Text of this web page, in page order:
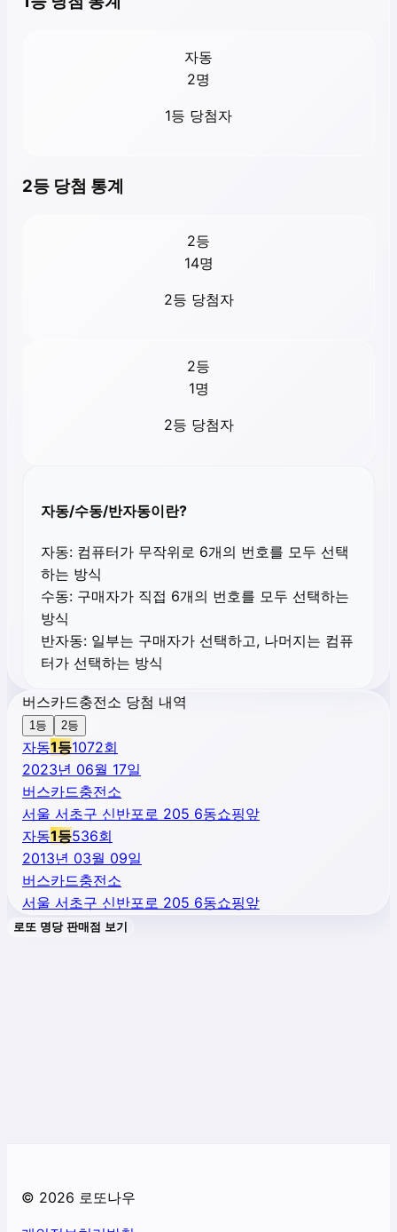
자동
2명
1등 당첨자
2등 당첨 통계
2등
14명
2등 당첨자
2등
1명
2등 당첨자
자동/수동/반자동이란?
자동: 컴퓨터가 무작위로 6개의 번호를 모두 선택
하는 방식
수동: 구매자가 직접 6개의 번호를 모두 선택하는
방식
반자동: 일부는 구매자가 선택하고, 나머지는 컴퓨
터가 선택하는 방식
버스카드충전소 당첨 내역
1등 2등
자동1등1072회
2023년 06월 17일
버스카드충전소
서울 서초구 신반포로 205 6동쇼핑앞
자동1등536회
2013년 03월 09일
버스카드충전소
서울 서초구 신반포로 205 6동쇼핑앞
로또 명당 판매점 보기
© 2026 로또나우